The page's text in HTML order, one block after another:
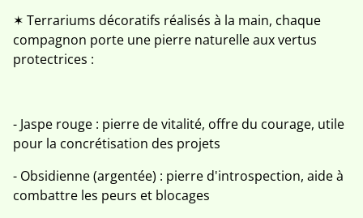
✶ Terrariums décoratifs réalisés à la main, chaque
compagnon porte une pierre naturelle aux vertus
protectrices :
- Jaspe rouge : pierre de vitalité, offre du courage, utile
pour la concrétisation des projets
- Obsidienne (argentée) : pierre d'introspection, aide à
combattre les peurs et blocages